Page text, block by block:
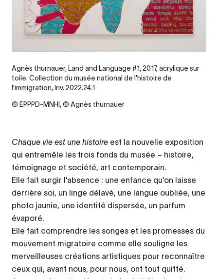
Agnès thurnauer, Land and Language #1, 2017, acrylique sur
toile. Collection du musée national de l'histoire de
l'immigration, Inv. 2022.24.1
© EPPPD-MNHI, © Agnès thurnauer
Chaque vie est une histoire est la nouvelle exposition
qui entremêle les trois fonds du musée – histoire,
témoignage et société, art contemporain.
Elle fait surgir l’absence : une enfance qu’on laisse
derrière soi, un linge délavé, une langue oubliée, une
photo jaunie, une identité dispersée, un parfum
évaporé.
Elle fait comprendre les songes et les promesses du
mouvement migratoire comme elle souligne les
merveilleuses créations artistiques pour reconnaître
ceux qui, avant nous, pour nous, ont tout quitté.